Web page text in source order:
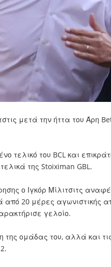
μετά την ήττα του Άρη
τελικό του BCL και
της Stoiximan GBL.
ο Ιγκόρ Μίλιτσιτς
20 μέρες αγωνιστικής
γελοίο.
ομάδας του, αλλά και